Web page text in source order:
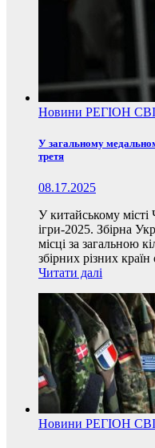
Новини РЕГІОН
У загальному
третя
08.17.2025
У китайському місті
ігри-2025. Збірна
місці за загальною
збірних різних країн
Читати далі
Новини РЕГІОН